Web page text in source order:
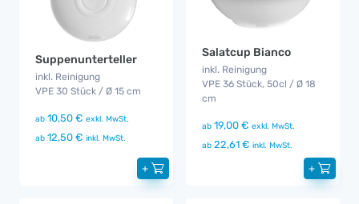
Suppenunterteller
inkl. Reinigung
VPE 30 Stück / Ø 15 cm
ab 10,50 € exkl. MwSt.
ab 12,50 € inkl. MwSt.
+
Salatcup Bianco
inkl. Reinigung
VPE 36 Stück, 50cl / Ø 18
cm
ab 19,00 € exkl. MwSt.
ab 22,61 € inkl. MwSt.
+